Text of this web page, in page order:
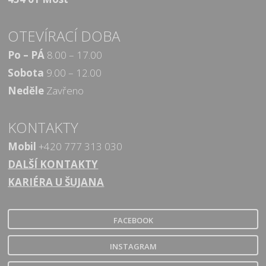
OTEVÍRACÍ DOBA
Po – PÁ 8.00 – 17.00
Sobota 9.00 – 12.00
Neděle Zavřeno
KONTAKTY
Mobil +420 777 313 030
DALŠÍ KONTAKTY
KARIÉRA U ŠUJANA
FACEBOOK
INSTAGRAM